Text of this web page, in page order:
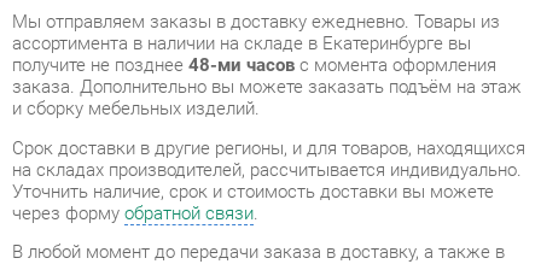
Срок доставки в другие регионы, и для товаров, находящихся
на складах производителей, рассчитывается индивидуально.
Уточнить наличие, срок и стоимость доставки вы можете
через формуобратной связи.
В любой момент до передачи заказа в доставку, а также в
течение 7-ми дней после получения заказа вы можете
изменить выборили принять решение об отказе от покупки.
Несмотря на качественную упаковку, умывальники с тумбой
могут быть повреждены при транспортировке. Если Вы